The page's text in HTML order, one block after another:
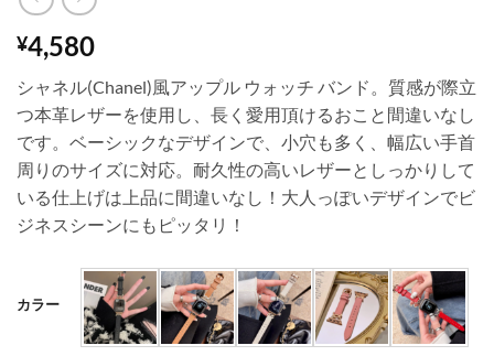
¥4,580
シャネル(Chanel)風アップル ウォッチ バンド。質感が際立
つ本革レザーを使用し、長く愛用頂けるおこと間違いなし
です。ベーシックなデザインで、小穴も多く、幅広い手首
周りのサイズに対応。耐久性の高いレザーとしっかりして
いる仕上げは上品に間違いなし！大人っぽいデザインでビ
ジネスシーンにもピッタリ！
カラー